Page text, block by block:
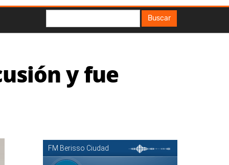
Buscar
y fue